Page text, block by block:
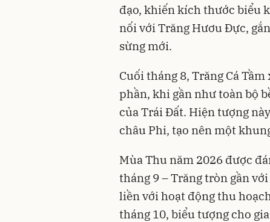
đạo, khiến kích thước biểu
nối với Trăng Hươu Đực,
sừng mới.
Cuối tháng 8, Trăng Cá
phần, khi gần như toàn bộ
của Trái Đất. Hiện tượng
châu Phi, tạo nên một
Mùa Thu năm 2026 được
tháng 9 – Trăng tròn gần
liền với hoạt động thu
tháng 10, biểu tượng cho